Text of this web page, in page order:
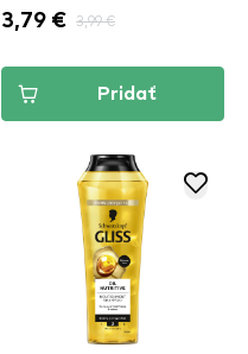
3,79 € 3,99 €
Pridať